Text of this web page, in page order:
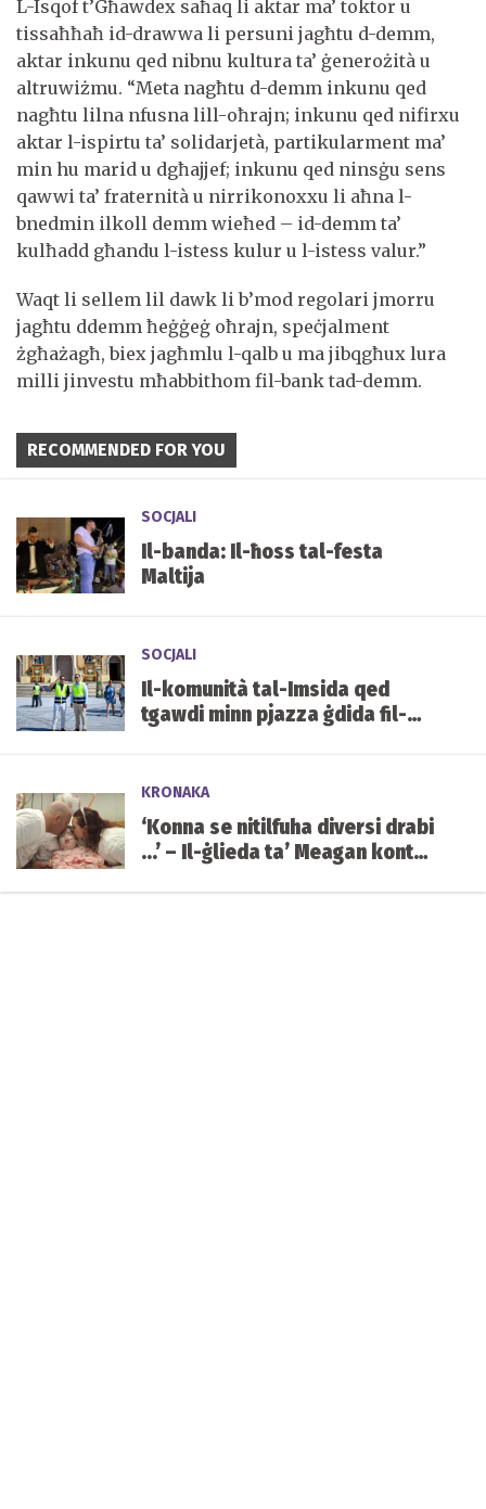
L-Isqof t’Għawdex saħaq li aktar ma’ toktor u
tissaħħaħ id-drawwa li persuni jagħtu d-demm,
aktar inkunu qed nibnu kultura ta’ ġenerożità u
altruwiżmu. “Meta nagħtu d-demm inkunu qed
nagħtu lilna nfusna lill-oħrajn; inkunu qed nifirxu
aktar l-ispirtu ta’ solidarjetà, partikularment ma’
min hu marid u dgħajjef; inkunu qed ninsġu sens
qawwi ta’ fraternità u nirrikonoxxu li aħna l-
bnedmin ilkoll demm wieħed – id-demm ta’
kulħadd għandu l-istess kulur u l-istess valur.”
Waqt li sellem lil dawk li b’mod regolari jmorru
jagħtu ddemm ħeġġeġ oħrajn, speċjalment
żgħażagħ, biex jagħmlu l-qalb u ma jibqgħux lura
milli jinvestu mħabbithom fil-bank tad-demm.
RECOMMENDED FOR YOU
SOCJALI
Il-banda: Il-ħoss tal-festa
Maltija
SOCJALI
Il-komunità tal-Imsida qed
tgawdi minn pjazza ġdida fil-
KRONAKA
‘Konna se nitilfuha diversi drabi
...’ – Il-ġlieda ta’ Meagan kontra